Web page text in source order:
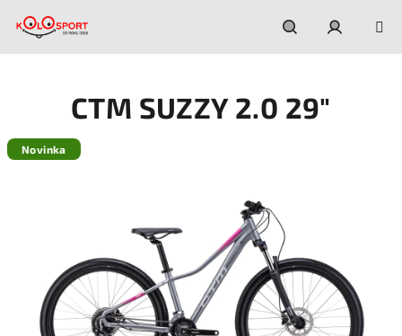
Hľadať
CTM SUZZY 2.0 29"
Novinka